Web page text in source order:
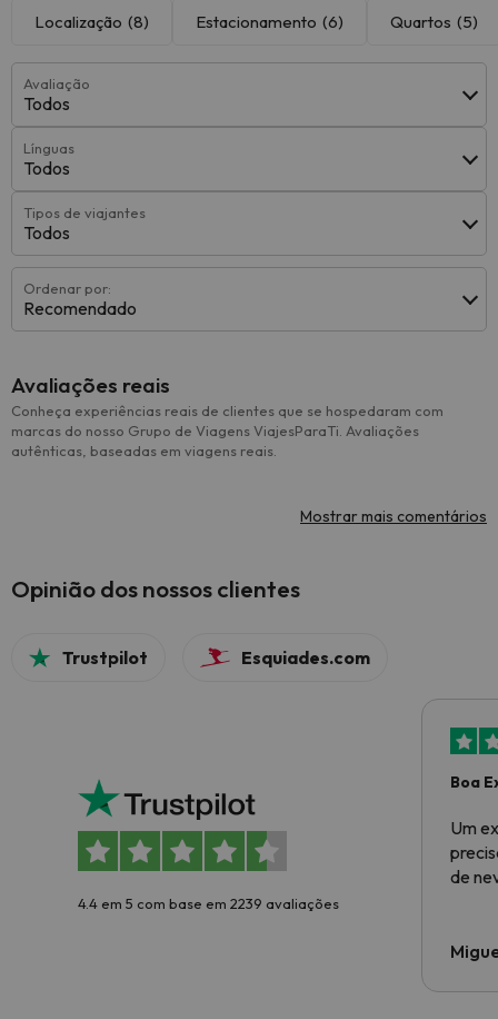
Localização (8) Estacionamento (6) Quartos (5)
Avaliação
Todos
Línguas
Todos
Tipos de viajantes
Todos
Ordenar por:
Recomendado
Avaliações reais
Conheça experiências reais de clientes que se hospedaram com
marcas do nosso Grupo de Viagens ViajesParaTi. Avaliações
autênticas, baseadas em viagens reais.
Mostrar mais comentários
Opinião dos nossos clientes
Trustpilot Esquiades.com
4.4 em 5 com base em 2239 avaliações
Boa
Um
de